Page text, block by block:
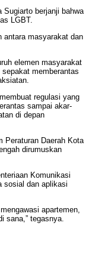
berjanji bahwa
LGBT.
antara masyarakat dan
elemen masyarakat
memberantas
regulasi yang
sampai akar-
di depan
Peraturan Daerah Kota
dirumuskan
Komunikasi
sosial dan aplikasi
apartemen,
sana,” tegasnya.